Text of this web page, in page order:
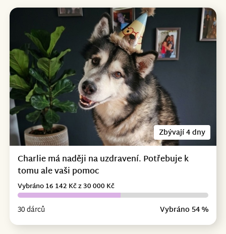
Zbývají 4 dny
Charlie má naději na uzdravení. Potřebuje k
tomu ale vaši pomoc
30 dárců Vybráno 54 %
Vybráno 16 142 Kč z 30 000 Kč